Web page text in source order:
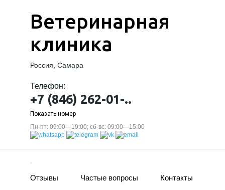
Ветеринарная
клиника
Россия, Самара
Телефон:
+7 (846) 262-01-..
Показать номер
Пн-пт: 09:00—19:00; сб-вс: 09:00—15:00
Отзывы Частые вопросы Контакты